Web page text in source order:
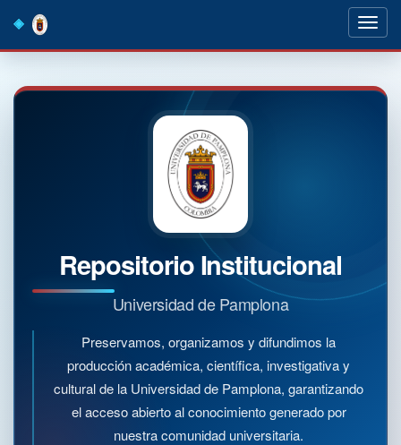
navigation
Repositorio Institucional
Universidad de Pamplona
Preservamos, organizamos y difundimos la
producción académica, científica, investigativa y
cultural de la Universidad de Pamplona, garantizando
el acceso abierto al conocimiento generado por
nuestra comunidad universitaria.